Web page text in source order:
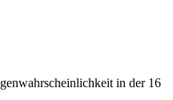
in der 16